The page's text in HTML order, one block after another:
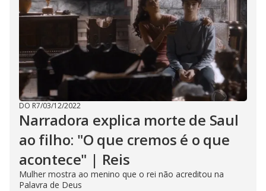
DO R7/03/12/2022
Narradora explica morte de Saul
ao filho: "O que cremos é o que
acontece" | Reis
Mulher mostra ao menino que o rei não acreditou na
Palavra de Deus